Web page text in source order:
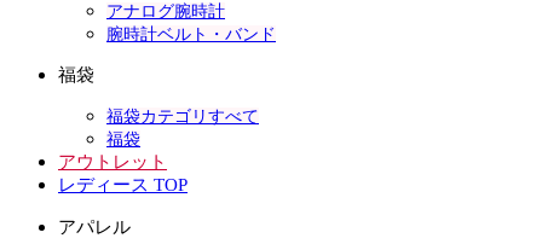
アナログ腕時計
腕時計ベルト・バンド
福袋
福袋カテゴリすべて
福袋
アウトレット
レディース TOP
アパレル